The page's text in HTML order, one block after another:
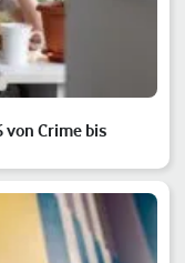
von Crime bis